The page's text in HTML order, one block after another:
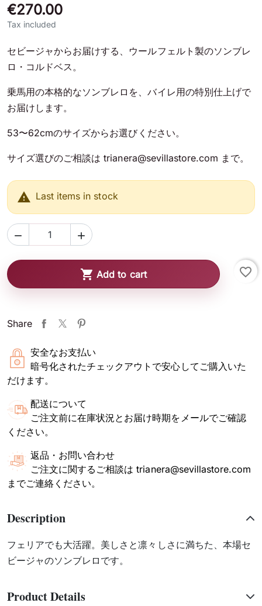
€270.00
Tax included
セビージャからお届けする、ウールフェルト製のソンブレ
ロ・コルドベス。
乗馬用の本格的なソンブレロを、バイレ用の特別仕上げで
お届けします。
53〜62cmのサイズからお選びください。
サイズ選びのご相談は trianera@sevillastore.com まで。
 Last items in stock
 
 Add to cart favorite_border
Share
安全なお支払い
暗号化されたチェックアウトで安心してご購入いた
だけます。
配送について
ご注文前に在庫状況とお届け時期をメールでご確認
ください。
返品・お問い合わせ
ご注文に関するご相談は trianera@sevillastore.com
までご連絡ください。
Description
フェリアでも大活躍。美しさと凛々しさに満ちた、本場セ
ビージャのソンブレロです。
Product Details